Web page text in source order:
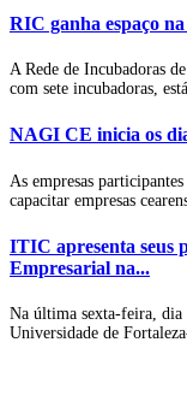
RIC ganha espaço
A Rede de Incubadoras
com sete incubadoras,
NAGI CE inicia os
As empresas
capacitar empresas
ITIC apresenta seus
Empresarial na...
Na última sexta-feira, dia
Universidade de